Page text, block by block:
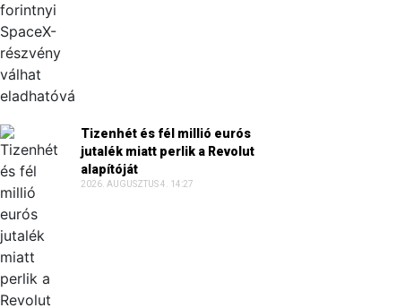
Tizenhét és fél millió eurós
jutalék miatt perlik a Revolut
alapítóját
2026. AUGUSZTUS 4. 14:27